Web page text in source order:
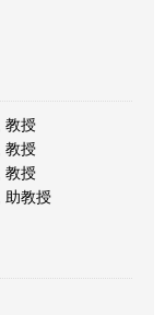
教授
教授
教授
助教授